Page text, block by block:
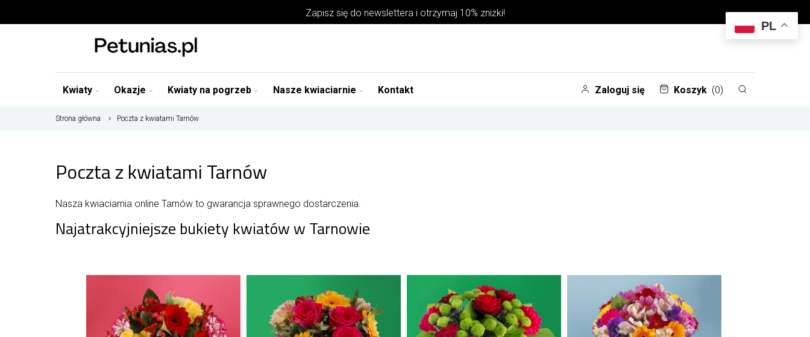
Zapisz się do newsletterai otrzymaj 10% zniżki!
Kwiaty Okazje Kwiaty na pogrzeb Nasze kwiaciarnie Kontakt Zaloguj się Koszyk (0)
Strona główna Poczta z kwiatami Tarnów
Poczta z kwiatami Tarnów
Nasza kwiaciarnia online Tarnów to gwarancja sprawnego dostarczenia.
Najatrakcyjniejsze bukiety kwiatów w Tarnowie
PL